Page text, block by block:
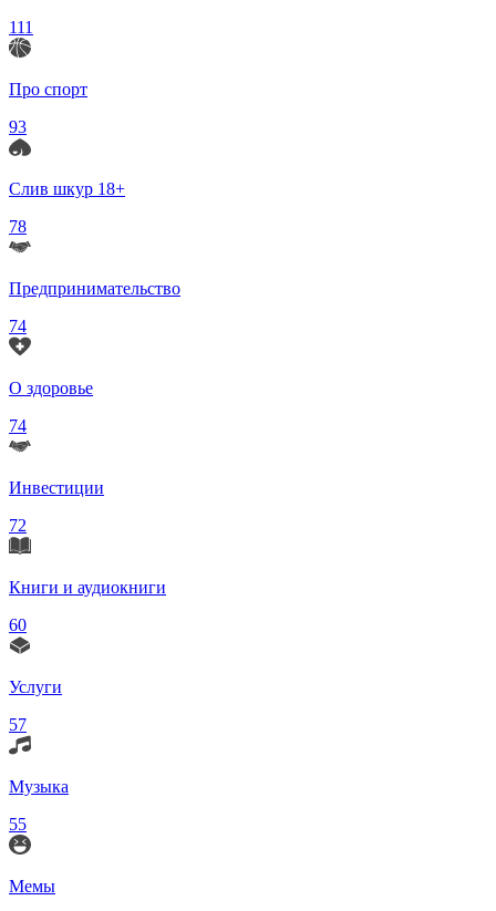
111
Про спорт
93
Слив шкур 18+
78
Предпринимательство
74
О здоровье
74
Инвестиции
72
Книги и аудиокниги
60
Услуги
57
Музыка
55
Мемы